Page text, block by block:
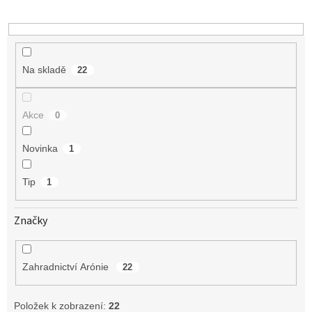
k
t
Na skladě 22
Akce 0
Novinka 1
Tip 1
Značky
Zahradnictví Arónie 22
Položek k zobrazení: 22